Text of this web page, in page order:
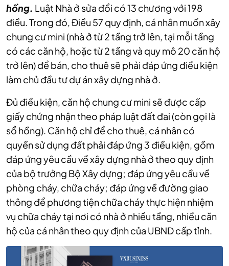
hồng. Luật Nhà ở sửa đổi có 13 chương với 198
điều. Trong đó, Điều 57 quy định, cá nhân muốn xây
chung cư mini (nhà ở từ 2 tầng trở lên, tại mỗi tầng
có các căn hộ, hoặc từ 2 tầng và quy mô 20 căn hộ
trở lên) để bán, cho thuê sẽ phải đáp ứng điều kiện
làm chủ đầu tư dự án xây dựng nhà ở.
Đủ điều kiện, căn hộ chung cư mini sẽ được cấp
giấy chứng nhận theo pháp luật đất đai (còn gọi là
sổ hồng). Căn hộ chỉ để cho thuê, cá nhân có
quyền sử dụng đất phải đáp ứng 3 điều kiện, gồm
đáp ứng yêu cầu về xây dựng nhà ở theo quy định
của bộ trưởng Bộ Xây dựng; đáp ứng yêu cầu về
phòng cháy, chữa cháy; đáp ứng về đường giao
thông để phương tiện chữa cháy thực hiện nhiệm
vụ chữa cháy tại nơi có nhà ở nhiều tầng, nhiều căn
hộ của cá nhân theo quy định của UBND cấp tỉnh.